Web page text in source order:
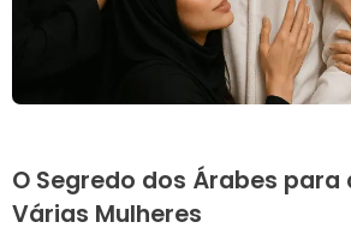
O Segredo dos Árabes
Várias Mulheres